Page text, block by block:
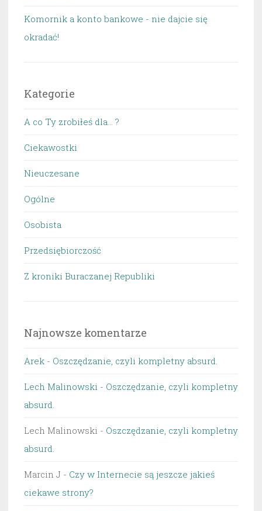
Komornik a konto bankowe - nie dajcie się
okradać!
Kategorie
A co Ty zrobiłeś dla… ?
Ciekawostki
Nieuczesane
Ogólne
Osobista
Przedsiębiorczość
Z kroniki Buraczanej Republiki
Najnowsze komentarze
Arek - Oszczędzanie, czyli kompletny absurd.
Lech Malinowski - Oszczędzanie, czyli kompletny
absurd.
Lech Malinowski - Oszczędzanie, czyli kompletny
absurd.
Marcin J - Czy w Internecie są jeszcze jakieś
ciekawe strony?